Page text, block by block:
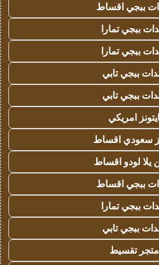
ببجي اقساط
ببجي تمارا
ببجي تمارا
ببجي تابي
ببجي تابي
ايتونز امريكي
سعودي اقساط
لودو اقساط
ببجي اقساط
ببجي تمارا
ببجي تابي
متجر تقسيط